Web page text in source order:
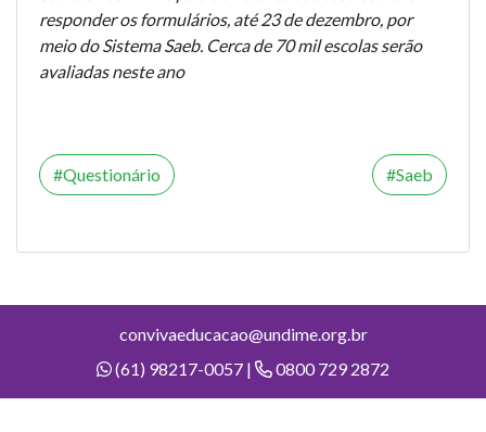
responder os formulários, até 23 de dezembro, por
meio do Sistema Saeb. Cerca de 70 mil escolas serão
avaliadas neste ano
Questionário Saeb
convivaeducacao@undime.org.br
(61) 98217-0057 |
0800 729 2872